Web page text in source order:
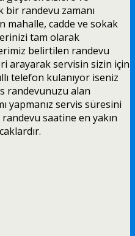
randevu zamanı
mahalle, cadde ve sokak
tam olarak
belirtilen randevu
arayarak servisin sizin için
telefon kulanıyor iseniz
randevunuzu alan
yapmanız servis süresini
saatine en yakın